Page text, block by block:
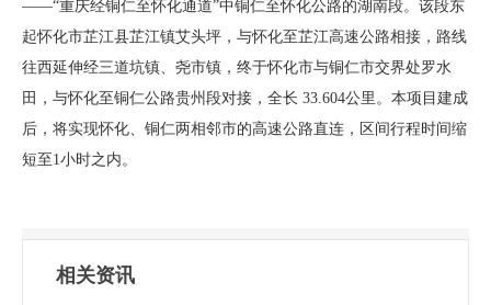
——“重庆经铜仁至怀化通道”中铜仁至怀化公路的湖南段。该段东
起怀化市芷江县芷江镇艾头坪，与怀化至芷江高速公路相接，路线
往西延伸经三道坑镇、尧市镇，终于怀化市与铜仁市交界处罗水
田，与怀化至铜仁公路贵州段对接，全长 33.604公里。本项目建成
后，将实现怀化、铜仁两相邻市的高速公路直连，区间行程时间缩
短至1小时之内。
相关资讯